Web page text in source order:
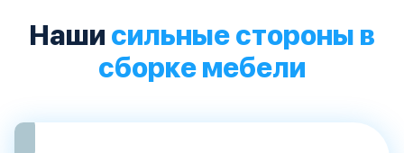
Наши сильные стороны в
сборке мебели